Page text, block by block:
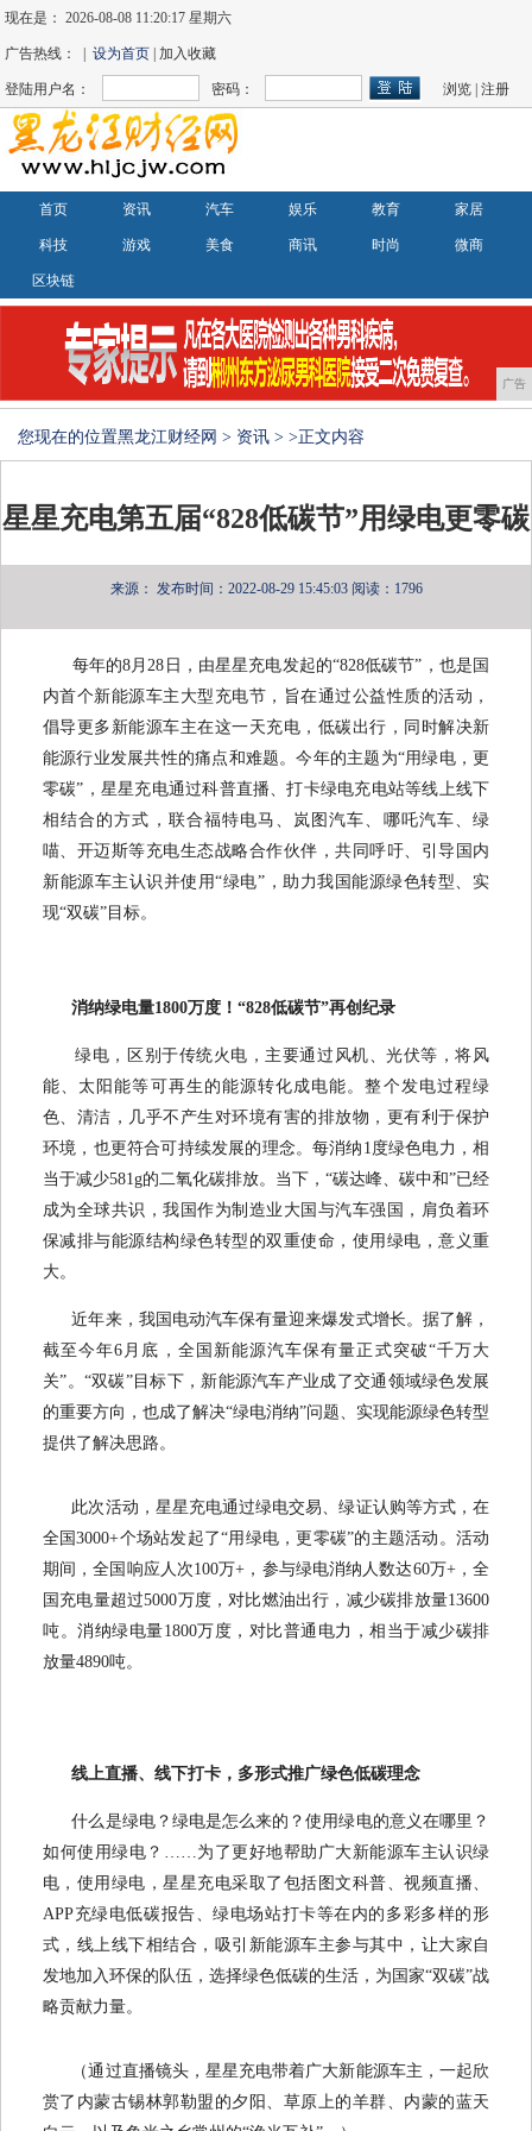
现在是：2026-08-08 11:20:18 星期六
广告热线： |设为首页 | 加入收藏
登陆用户名： 密码： 浏览 |注册
首页 资讯 汽车 娱乐 教育 家居
科技 游戏 美食 商讯 时尚 微商
区块链
广告
您现在的位置黑龙江财经网 > 资讯 > >正文内容
星星充电第五届“828低碳节”用绿电更零碳
来源： 发布时间：2022-08-29 15:45:03 阅读：1796
每年的8月28日，由星星充电发起的“828低碳节”，也是国
内首个新能源车主大型充电节，旨在通过公益性质的活动，
倡导更多新能源车主在这一天充电，低碳出行，同时解决新
能源行业发展共性的痛点和难题。今年的主题为“用绿电，更
零碳”，星星充电通过科普直播、打卡绿电充电站等线上线下
相结合的方式，联合福特电马、岚图汽车、哪吒汽车、绿
喵、开迈斯等充电生态战略合作伙伴，共同呼吁、引导国内
新能源车主认识并使用“绿电”，助力我国能源绿色转型、实
现“双碳”目标。
消纳绿电量1800万度！“828低碳节”再创纪录
绿电，区别于传统火电，主要通过风机、光伏等，将风
能、太阳能等可再生的能源转化成电能。整个发电过程绿
色、清洁，几乎不产生对环境有害的排放物，更有利于保护
环境，也更符合可持续发展的理念。每消纳1度绿色电力，相
当于减少581g的二氧化碳排放。当下，“碳达峰、碳中和”已经
成为全球共识，我国作为制造业大国与汽车强国，肩负着环
保减排与能源结构绿色转型的双重使命，使用绿电，意义重
大。
近年来，我国电动汽车保有量迎来爆发式增长。据了解，
截至今年6月底，全国新能源汽车保有量正式突破“千万大
关”。“双碳”目标下，新能源汽车产业成了交通领域绿色发展
的重要方向，也成了解决“绿电消纳”问题、实现能源绿色转型
提供了解决思路。
此次活动，星星充电通过绿电交易、绿证认购等方式，在
全国3000+个场站发起了“用绿电，更零碳”的主题活动。活动
期间，全国响应人次100万+，参与绿电消纳人数达60万+，全
国充电量超过5000万度，对比燃油出行，减少碳排放量13600
吨。消纳绿电量1800万度，对比普通电力，相当于减少碳排
放量4890吨。
线上直播、线下打卡，多形式推广绿色低碳理念
什么是绿电？绿电是怎么来的？使用绿电的意义在哪里？
如何使用绿电？……为了更好地帮助广大新能源车主认识绿
电，使用绿电，星星充电采取了包括图文科普、视频直播、
APP充绿电低碳报告、绿电场站打卡等在内的多彩多样的形
式，线上线下相结合，吸引新能源车主参与其中，让大家自
发地加入环保的队伍，选择绿色低碳的生活，为国家“双碳”战
略贡献力量。
（通过直播镜头，星星充电带着广大新能源车主，一起欣
赏了内蒙古锡林郭勒盟的夕阳、草原上的羊群、内蒙的蓝天